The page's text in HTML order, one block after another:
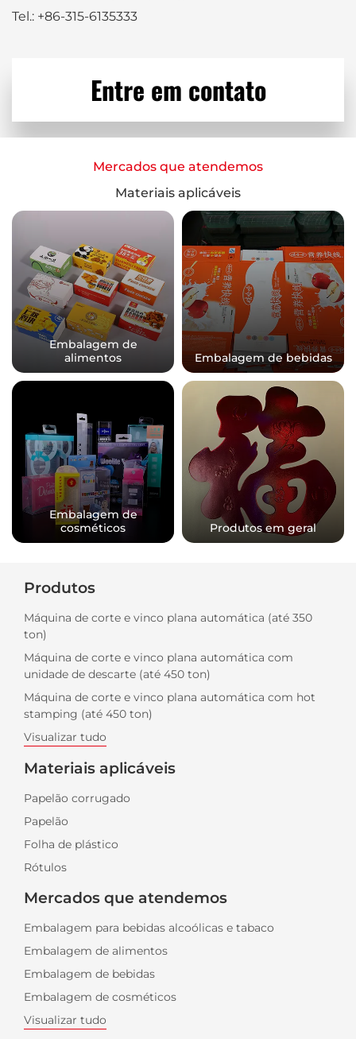
Tel.: +86-315-6135333
Entre em contato
Mercados que atendemos
Materiais aplicáveis
Embalagem de
alimentos
Embalagem de bebidas
Embalagem de
cosméticos
Produtos em geral
Produtos
Máquina de corte e vinco plana automática (até 350
ton)
Máquina de corte e vinco plana automática com
unidade de descarte (até 450 ton)
Máquina de corte e vinco plana automática com hot
stamping (até 450 ton)
Visualizar tudo
Materiais aplicáveis
Papelão corrugado
Papelão
Folha de plástico
Rótulos
Mercados que atendemos
Embalagem para bebidas alcoólicas e tabaco
Embalagem de alimentos
Embalagem de bebidas
Embalagem de cosméticos
Visualizar tudo